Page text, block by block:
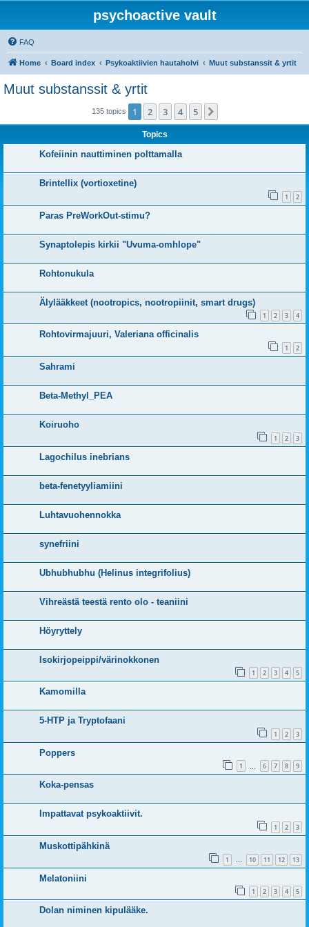
psychoactive vault
FAQ
Home Board index Psykoaktiivien hautaholvi Muut substanssit & yrtit
Muut substanssit & yrtit
135 topics 1 2 3 4 5
Topics
Kofeiinin nauttiminen polttamalla
Brintellix (vortioxetine)
1 2
Paras PreWorkOut-stimu?
Synaptolepis kirkii "Uvuma-omhlope"
Rohtonukula
Älylääkkeet (nootropics, nootropiinit, smart drugs)
1 2 3 4
Rohtovirmajuuri, Valeriana officinalis
1 2
Sahrami
Beta-Methyl_PEA
Koiruoho
1 2 3
Lagochilus inebrians
beta-fenetyyliamiini
Luhtavuohennokka
synefriini
Ubhubhubhu (Helinus integrifolius)
Vihreästä teestä rento olo - teaniini
Höyryttely
Isokirjopeippi/värinokkonen
1 2 3 4 5
Kamomilla
5-HTP ja Tryptofaani
1 2 3
Poppers
1 6 7 8 9
Koka-pensas
Impattavat psykoaktiivit.
1 2 3
Muskottipähkinä
1 … 10 11 12 13
Melatoniini
1 2 3 4 5
Dolan niminen kipulääke.